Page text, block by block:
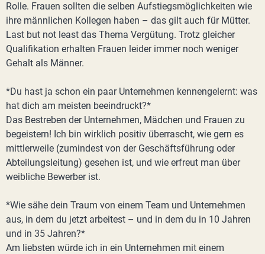
Rolle. Frauen sollten die selben Aufstiegsmöglichkeiten wie
ihre männlichen Kollegen haben – das gilt auch für Mütter.
Last but not least das Thema Vergütung. Trotz gleicher
Qualifikation erhalten Frauen leider immer noch weniger
Gehalt als Männer.
*Du hast ja schon ein paar Unternehmen kennengelernt: was
hat dich am meisten beeindruckt?*
Das Bestreben der Unternehmen, Mädchen und Frauen zu
begeistern! Ich bin wirklich positiv überrascht, wie gern es
mittlerweile (zumindest von der Geschäftsführung oder
Abteilungsleitung) gesehen ist, und wie erfreut man über
weibliche Bewerber ist.
*Wie sähe dein Traum von einem Team und Unternehmen
aus, in dem du jetzt arbeitest – und in dem du in 10 Jahren
und in 35 Jahren?*
Am liebsten würde ich in ein Unternehmen mit einem